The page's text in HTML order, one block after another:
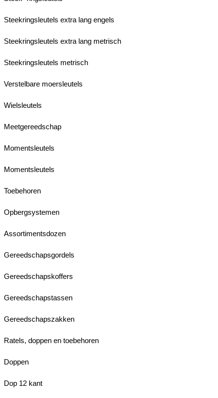
Steekringsleutels extra lang engels
Steekringsleutels extra lang metrisch
Steekringsleutels metrisch
Verstelbare moersleutels
Wielsleutels
Meetgereedschap
Momentsleutels
Momentsleutels
Toebehoren
Opbergsystemen
Assortimentsdozen
Gereedschapsgordels
Gereedschapskoffers
Gereedschapstassen
Gereedschapszakken
Ratels, doppen en toebehoren
Doppen
Dop 12 kant